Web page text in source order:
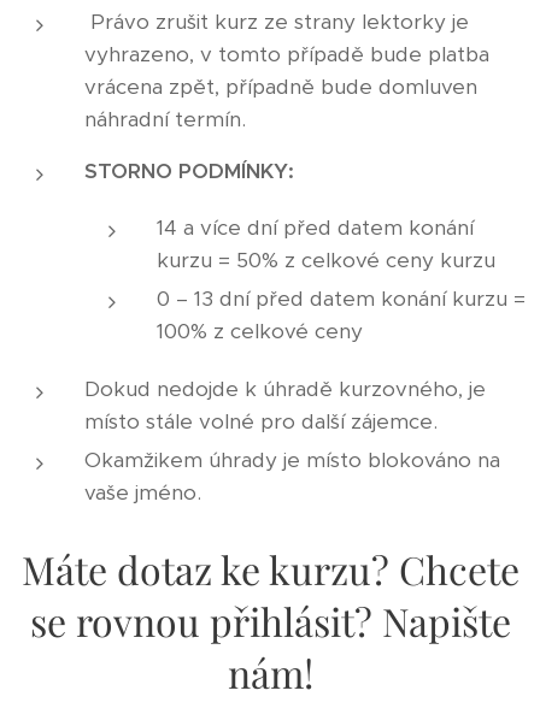
Právo zrušit kurz ze strany lektorky je
vyhrazeno, v tomto případě bude platba
vrácena zpět, případně bude domluven
náhradní termín.
STORNO PODMÍNKY:
14 a více dní před datem konání
kurzu = 50% z celkové ceny kurzu
0 – 13 dní před datem konání kurzu =
100% z celkové ceny
Dokud nedojde k úhradě kurzovného, je
místo stále volné pro další zájemce.
Okamžikem úhrady je místo blokováno na
vaše jméno.
Máte dotaz ke kurzu? Chcete
se rovnou přihlásit? Napište
nám!